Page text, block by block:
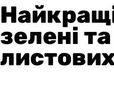
зелені та